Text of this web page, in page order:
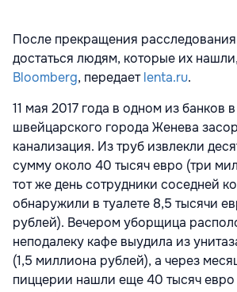
После прекращения расследования
достаться людям, которые их
Bloomberg, передаетlenta.ru.
11 мая 2017 года в одном из банков
швейцарского города Женева
канализация. Из труб извлекли
сумму около 40 тысяч евро (три
тот же день сотрудники соседней
обнаружили в туалете 8,5 тысячи
рублей). Вечером уборщица
неподалеку кафе выудила из
(1,5 миллиона рублей), а через
пиццерии нашли еще 40 тысяч